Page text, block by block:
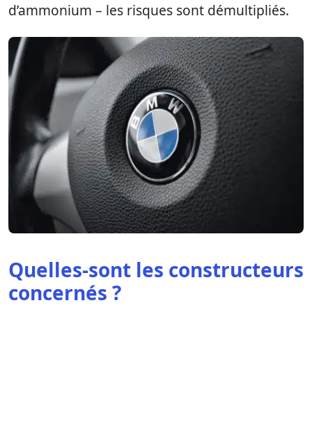
d’ammonium – les risques sont démultipliés.
Quelles-sont les constructeurs
concernés ?